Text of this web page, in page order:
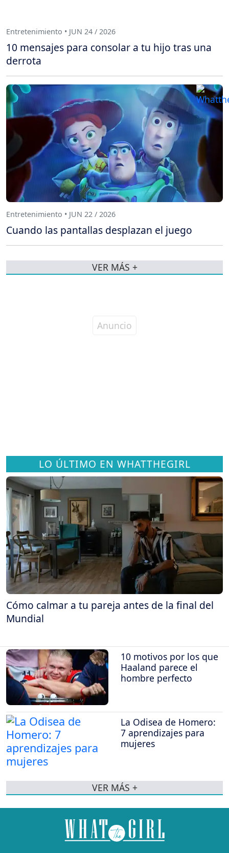
LO ÚLTIMO EN WHATTHEGIRL
Cómo calmar a tu pareja antes de la final del
Mundial
10 motivos por los que
Haaland parece el
hombre perfecto
La Odisea de Homero:
7 aprendizajes para
mujeres
VER MÁS +
Entretenimiento • JUN 24 / 2026
10 mensajes para consolar a tu hijo tras una
derrota
Entretenimiento • JUN 22 / 2026
Cuando las pantallas desplazan el juego
VER MÁS +